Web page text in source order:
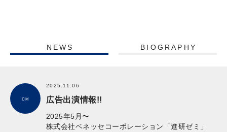
NEWS BIOGRAPHY
CM
2025.11.06
広告出演情報!!
2025年5月〜
株式会社ベネッセコーポレーション「進研ゼミ」